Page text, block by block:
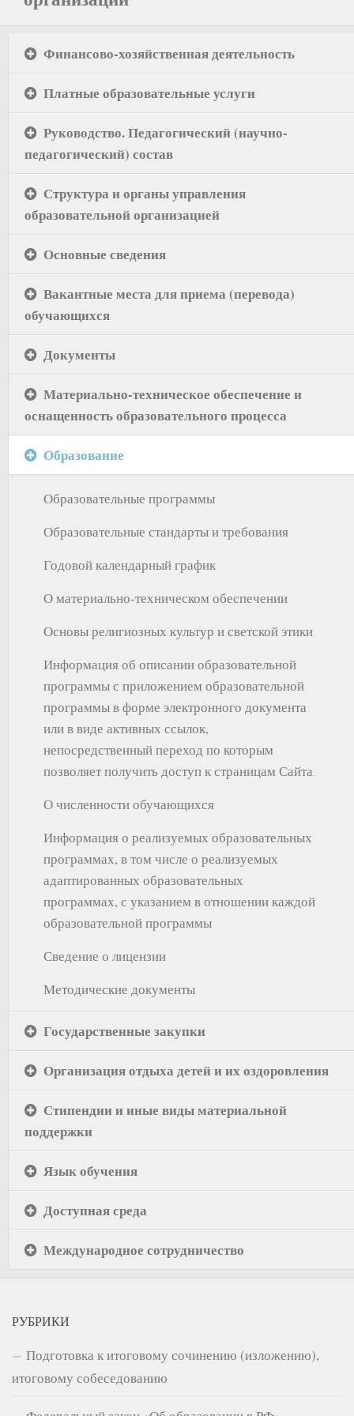
Финансово-хозяйственная деятельность
Платные образовательные услуги
Руководство. Педагогический (научно-
педагогический) состав
Структура и органы управления
образовательной организацией
Основные сведения
Вакантные места для приема (перевода)
обучающихся
Документы
Материально-техническое обеспечение и
оснащенность образовательного процесса
Образование
Образовательные программы
Образовательные стандарты и требования
Годовой календарный график
О материально-техническом обеспечении
Основы религиозных культур и светской этики
Информация об описании образовательной
программы с приложением образовательной
программы в форме электронного документа
или в виде активных ссылок,
непосредственный переход по которым
позволяет получить доступ к страницам Сайта
О численности обучающихся
Информация о реализуемых образовательных
программах, в том числе о реализуемых
адаптированных образовательных
программах, с указанием в отношении каждой
образовательной программы
Сведение о лицензии
Методические документы
Государственные закупки
Организация отдыха детей и их оздоровления
Стипендии и иные виды материальной
поддержки
Язык обучения
Доступная среда
Международное сотрудничество
РУБРИКИ
Подготовка к итоговому сочинению (изложению),
итоговому собеседованию